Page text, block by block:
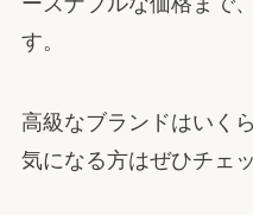
す。
高級なブランドはいく
気になる方はぜひチェ